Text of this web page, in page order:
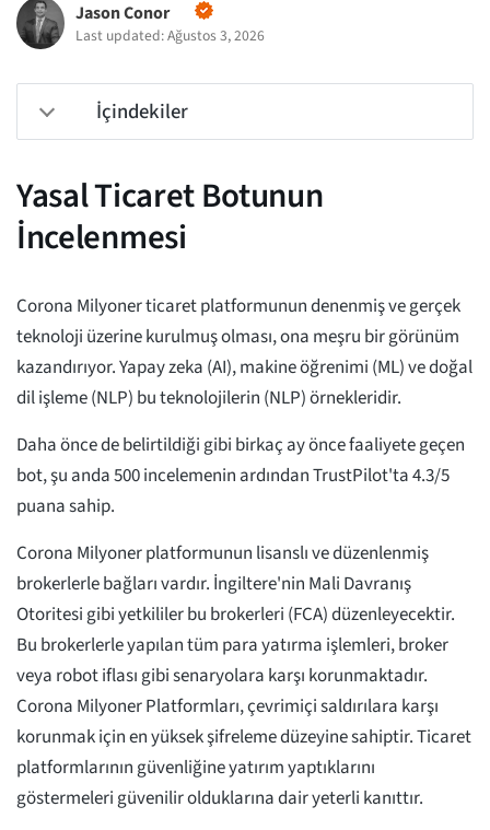
Jason Conor
Last updated: Ağustos 3, 2026
İçindekiler
Yasal Ticaret Botunun
İncelenmesi
Corona Milyoner ticaret platformunun denenmiş ve gerçek
teknoloji üzerine kurulmuş olması, ona meşru bir görünüm
kazandırıyor. Yapay zeka (AI), makine öğrenimi (ML) ve doğal
dil işleme (NLP) bu teknolojilerin (NLP) örnekleridir.
Daha önce de belirtildiği gibi birkaç ay önce faaliyete geçen
bot, şu anda 500 incelemenin ardından TrustPilot'ta 4.3/5
puana sahip.
Corona Milyoner platformunun lisanslı ve düzenlenmiş
brokerlerle bağları vardır. İngiltere'nin Mali Davranış
Otoritesi gibi yetkililer bu brokerleri (FCA) düzenleyecektir.
Bu brokerlerle yapılan tüm para yatırma işlemleri, broker
veya robot iflası gibi senaryolara karşı korunmaktadır.
Corona Milyoner Platformları, çevrimiçi saldırılara karşı
korunmak için en yüksek şifreleme düzeyine sahiptir. Ticaret
platformlarının güvenliğine yatırım yaptıklarını
göstermeleri güvenilir olduklarına dair yeterli kanıttır.